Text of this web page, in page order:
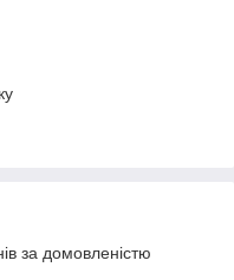
за домовленістю